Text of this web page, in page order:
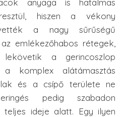
anyaga is hatalmas
hiszen a vékony
a nagy sűrűségű
emlékezőhabos rétegek,
a gerincoszlop
komplex alátámasztás
és a csípő területe ne
pedig szabadon
teljes ideje alatt. Egy ilyen